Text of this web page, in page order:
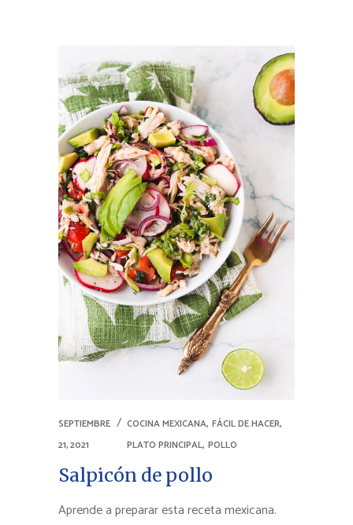
SEPTIEMBRE
21, 2021
COCINA MEXICANA, FÁCIL DE HACER,
PLATO PRINCIPAL, POLLO
Salpicón de pollo
Aprende a preparar esta receta mexicana.